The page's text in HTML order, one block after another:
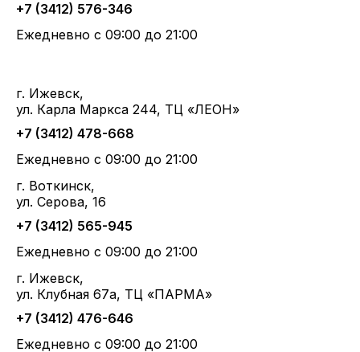
+7 (3412) 576-346
Ежедневно с 09:00 до 21:00
г. Ижевск,
ул. Карла Маркса 244, ТЦ «ЛЕОН»
+7 (3412) 478-668
Ежедневно с 09:00 до 21:00
г. Воткинск,
ул. Серова, 16
+7 (3412) 565-945
Ежедневно с 09:00 до 21:00
г. Ижевск,
ул. Клубная 67а, ТЦ «ПАРМА»
+7 (3412) 476-646
Ежедневно с 09:00 до 21:00